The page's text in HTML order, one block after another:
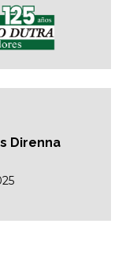
Direnna